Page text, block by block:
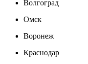
Волгоград
Омск
Воронеж
Краснодар